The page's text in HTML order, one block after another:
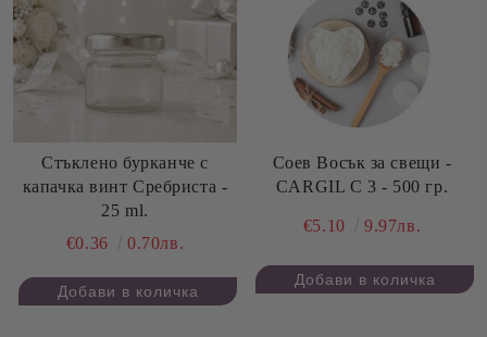
Стъклено бурканче с
капачка винт Сребриста -
25 ml.
€0.36
0.70лв.
Соев Восък за свещи -
CARGIL C 3 - 500 гр.
€5.10 9.97лв.